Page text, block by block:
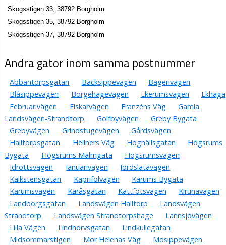
Skogsstigen 33, 38792 Borgholm
Skogsstigen 35, 38792 Borgholm
Skogsstigen 37, 38792 Borgholm
Andra gator inom samma postnummer
Abbantorpsgatan Backsippevägen
Bagerivägen
Blåsippevägen
Borgehagevägen Ekerumsvägen
Ekhaga
Februarivägen
Fiskarvägen Franzéns Väg
Gamla
Landsvägen-Strandtorp
Golfbyvägen
Greby Bygata
Grebyvägen
Grindstugevägen
Gårdsvägen
Halltorpsgatan
Hellners Väg Höghällsgatan
Högsrums
Bygata
Högsrums Malmgata
Högsrumsvägen
Idrottsvägen
Januarivägen
Jordslätavägen
Kalkstensgatan
Kaprifolvägen
Karums Bygata
Karumsvägen
Karåsgatan Kattfotsvägen
Kirunavägen
Landborgsgatan
Landsvägen Halltorp
Landsvägen
Strandtorp
Landsvägen Strandtorpshage
Lannsjövägen
Lilla Vägen
Lindhorvsgatan
Lindkullegatan
Midsommarstigen
Mor Helenas Väg
Mosippevägen